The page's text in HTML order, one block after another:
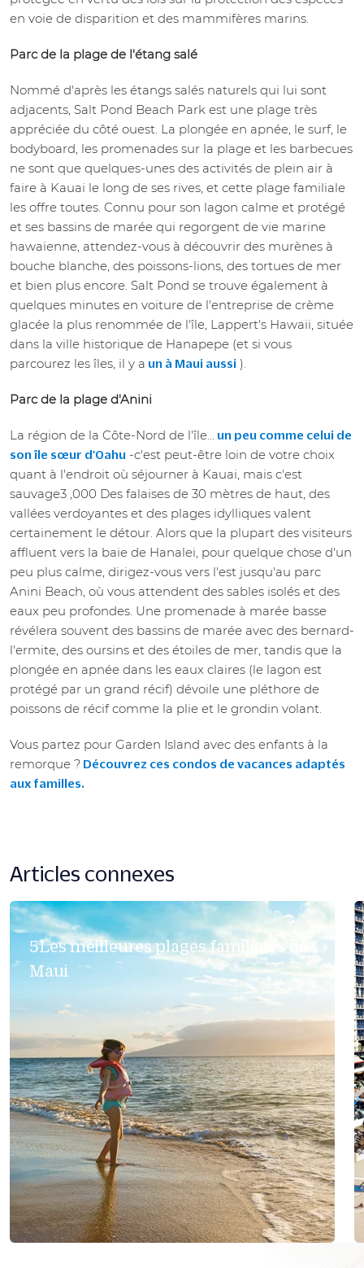
en voie de disparition et des mammifères marins.
Parc de la plage de l'étang salé
Nommé d'après les étangs salés naturels qui lui sont
adjacents, Salt Pond Beach Park est une plage très
appréciée du côté ouest. La plongée en apnée, le surf, le
bodyboard, les promenades sur la plage et les barbecues
ne sont que quelques-unes des activités de plein air à
faire à Kauai le long de ses rives, et cette plage familiale
les offre toutes. Connu pour son lagon calme et protégé
et ses bassins de marée qui regorgent de vie marine
hawaïenne, attendez-vous à découvrir des murènes à
bouche blanche, des poissons-lions, des tortues de mer
et bien plus encore. Salt Pond se trouve également à
quelques minutes en voiture de l'entreprise de crème
glacée la plus renommée de l'île, Lappert's Hawaii, située
dans la ville historique de Hanapepe (et si vous
parcourez les îles, il y a un à Maui aussi ).
Parc de la plage d'Anini
La région de la Côte-Nord de l'île... un peu comme celui de
son île sœur d'Oahu -c'est peut-être loin de votre choix
quant à l'endroit où séjourner à Kauai, mais c'est
sauvage3 ,000 Des falaises de 30 mètres de haut, des
vallées verdoyantes et des plages idylliques valent
certainement le détour. Alors que la plupart des visiteurs
affluent vers la baie de Hanalei, pour quelque chose d'un
peu plus calme, dirigez-vous vers l'est jusqu'au parc
Anini Beach, où vous attendent des sables isolés et des
eaux peu profondes. Une promenade à marée basse
révélera souvent des bassins de marée avec des bernard-
l'ermite, des oursins et des étoiles de mer, tandis que la
plongée en apnée dans les eaux claires (le lagon est
protégé par un grand récif) dévoile une pléthore de
poissons de récif comme la plie et le grondin volant.
Vous partez pour Garden Island avec des enfants à la
remorque ? Découvrez ces condos de vacances adaptés
aux familles.
Articles connexes
5Les meilleures plages familiales de
Maui